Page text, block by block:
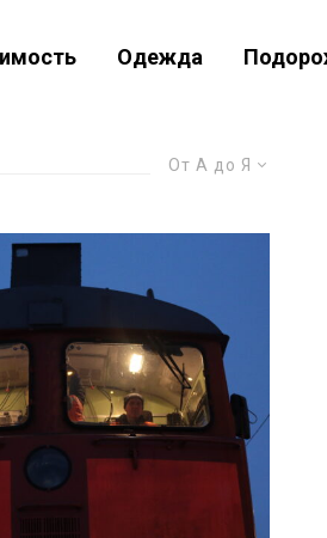
Одежда
От А до Я